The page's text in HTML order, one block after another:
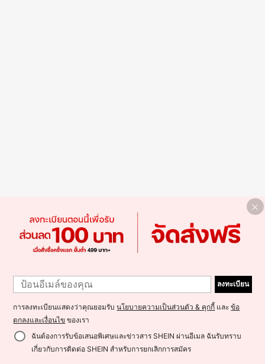
ลงทะเบียน
การลงทะเบียนแสดงว่าคุณยอมรับนโยบายความเป็นส่วนตัว & คุกกี้ และข้อ
ตกลงและเงื่อนไข ของเรา
ฉันต้องการรับข้อเสนอพิเศษและข่าวสาร SHEIN ผ่านอีเมล ฉันรับทราบ
เกี่ยวกับการติดต่อ SHEIN สำหรับการยกเลิกการสมัคร